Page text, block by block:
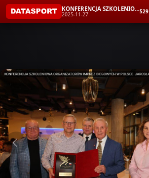
KONFERENCJA SZKOLENIOWA ORGANIZATORÓW IMPREZ BIEGOWYCH W POLSCE JAROSŁAWIEC
2025-11-27 529